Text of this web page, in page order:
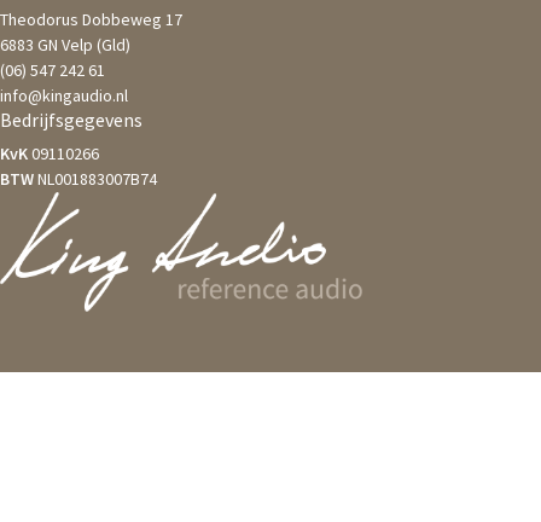
Theodorus Dobbeweg 17
6883 GN Velp (Gld)
(06) 547 242 61
info@kingaudio.nl
Bedrijfsgegevens
KvK09110266
BTWNL001883007B74